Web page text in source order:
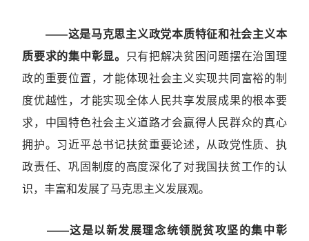
——这是马克思主义政党本质特征和社会主义本
质要求的集中彰显。
只有把解决贫困问题摆在治国理
政的重要位置，才能体现社会主义实现共同富裕的制
度优越性，才能实现全体人民共享发展成果的根本要
求，中国特色社会主义道路才会赢得人民群众的真心
拥护。习近平总书记扶贫重要论述，从政党性质、执
政责任、巩固制度的高度深化了对我国扶贫工作的认
识，丰富和发展了马克思主义发展观。
——这是以新发展理念统领脱贫攻坚的集中彰